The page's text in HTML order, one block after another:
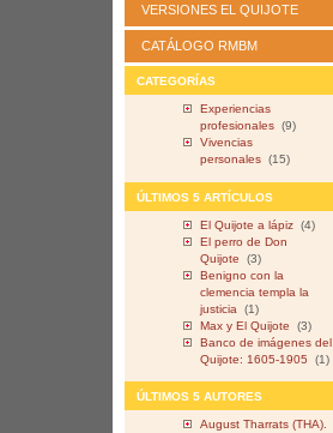
VERSIONES EL QUIJOTE
CATÁLOGO RMBM
CATEGORÍAS
Experiencias
profesionales (9)
Vivencias
personales (15)
ÚLTIMOS 5 ARTÍCULOS
El Quijote a lápiz (4)
El perro de Don
Quijote
(3)
Benigno con la
clemencia templa la
justicia
(1)
Max y El Quijote
(3)
Banco de imágenes del
Quijote: 1605-1905
(1)
ÚLTIMOS 5 AUTORES
August Tharrats (THA).